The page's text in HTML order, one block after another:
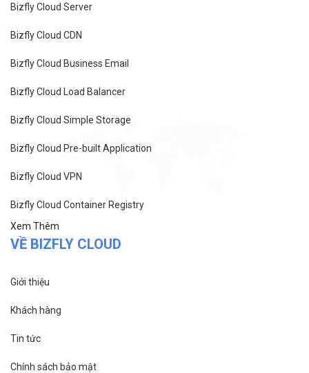
Bizfly Cloud Server
Bizfly Cloud CDN
Bizfly Cloud Business Email
Bizfly Cloud Load Balancer
Bizfly Cloud Simple Storage
Bizfly Cloud Pre-built Application
Bizfly Cloud VPN
Bizfly Cloud Container Registry
Xem Thêm
VỀ BIZFLY CLOUD
Giới thiệu
Khách hàng
Tin tức
Chính sách bảo mật